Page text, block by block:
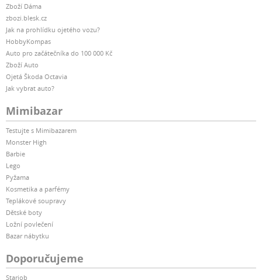
Zboží Dáma
zbozi.blesk.cz
Jak na prohlídku ojetého vozu?
HobbyKompas
Auto pro začátečníka do 100 000 Kč
Zboží Auto
Ojetá Škoda Octavia
Jak vybrat auto?
Mimibazar
Testujte s Mimibazarem
Monster High
Barbie
Lego
Pyžama
Kosmetika a parfémy
Teplákové soupravy
Dětské boty
Ložní povlečení
Bazar nábytku
Doporučujeme
Starjob